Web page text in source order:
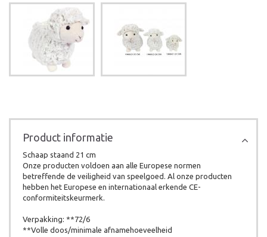
Product informatie
Schaap staand 21 cm
Onze producten voldoen aan alle Europese normen
betreffende de veiligheid van speelgoed. Al onze producten
hebben het Europese en internationaal erkende CE-
conformiteitskeurmerk.
Verpakking: **72/6
**Volle doos/minimale afnamehoeveelheid